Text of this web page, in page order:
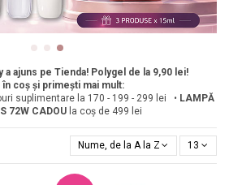
ajuns pe Tienda! Polygel de la 9,90 lei!
în coș și primești mai mult:
suplimentare la 170 - 199 - 299 lei • LAMPĂ
72W CADOU la coș de 499 lei
Nume, de la A la Z 13